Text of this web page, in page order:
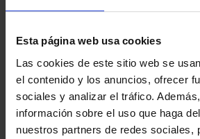
Esta página web usa cookies
Las cookies de este sitio web se
el contenido y los anuncios, ofrecer
sociales y analizar el tráfico.
información sobre el uso que haga
nuestros partners de redes sociales,